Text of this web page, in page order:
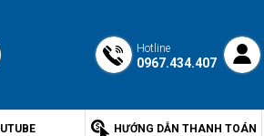
Hotline
0967.434.407
HƯỚNG DẪN THANH TOÁN